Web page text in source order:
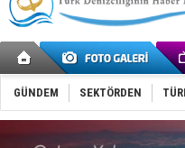
GÜNDEM SEKTÖRDEN